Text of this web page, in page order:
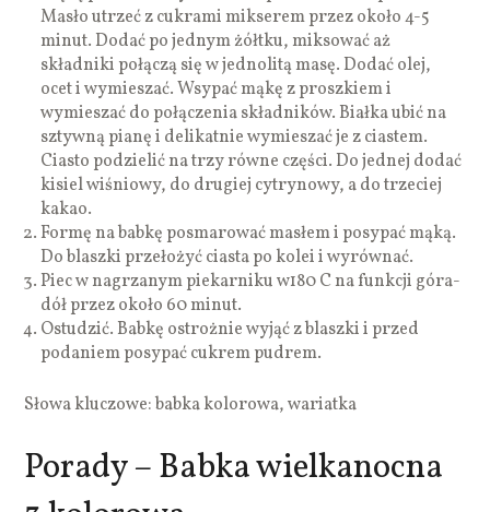
Masło utrzeć z cukrami mikserem przez około 4-5
minut. Dodać po jednym żółtku, miksować aż
składniki połączą się w jednolitą masę. Dodać olej,
ocet i wymieszać. Wsypać mąkę z proszkiem i
wymieszać do połączenia składników. Białka ubić na
sztywną pianę i delikatnie wymieszać je z ciastem.
Ciasto podzielić na trzy równe części. Do jednej dodać
kisiel wiśniowy, do drugiej cytrynowy, a do trzeciej
kakao.
Formę na babkę posmarować masłem i posypać mąką.
Do blaszki przełożyć ciasta po kolei i wyrównać.
Piec w nagrzanym piekarniku w180 C na funkcji góra-
dół przez około 60 minut.
Ostudzić. Babkę ostrożnie wyjąć z blaszki i przed
podaniem posypać cukrem pudrem.
Słowa kluczowe: babka kolorowa, wariatka
Porady – Babka wielkanocna